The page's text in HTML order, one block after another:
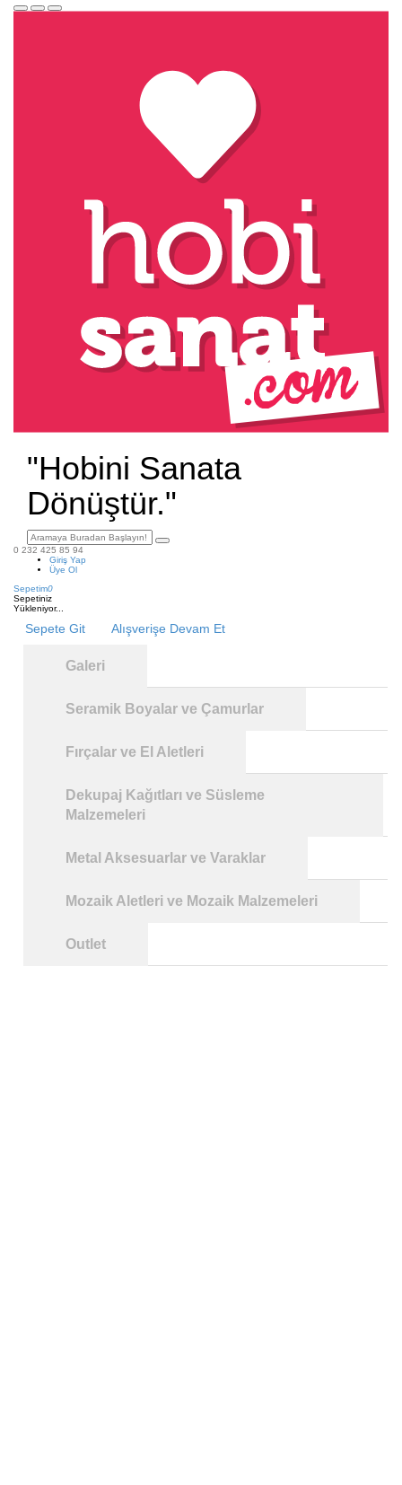
"Hobini Sanata
Dönüştür."
0 232 425 85 94
Giriş Yap
Üye Ol
Sepetim0
Sepetiniz
Yükleniyor...
Sepete Git Alışverişe Devam Et
Galeri
Seramik Boyalar ve Çamurlar
Fırçalar ve El Aletleri
Dekupaj Kağıtları ve Süsleme
Malzemeleri
Metal Aksesuarlar ve Varaklar
Mozaik Aletleri ve Mozaik Malzemeleri
Outlet